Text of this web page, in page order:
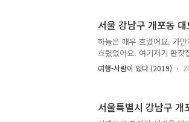
있는 달동네에 있는 주택들
기가 있는 주택들이에요.
지 인정받았어요. 이로 인
책적으로 허가..
서울 강남구 개포동
하늘은 매우 흐렸어요. 가
흐렸었어요. 여기저기 판잣
요. 달터마을은 정말로 숲
제 와서 봐도 나무 때문에
에 있지만, 달터마을은 몰
여행-사람이 있다 (2019)
서울특별시 강남구 개